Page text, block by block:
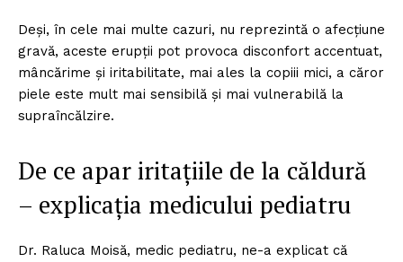
Deși, în cele mai multe cazuri, nu reprezintă o afecțiune
gravă, aceste erupții pot provoca disconfort accentuat,
mâncărime și iritabilitate, mai ales la copiii mici, a căror
piele este mult mai sensibilă și mai vulnerabilă la
supraîncălzire.
De ce apar iritațiile de la căldură
– explicația medicului pediatru
Dr. Raluca Moisă, medic pediatru, ne-a explicat că